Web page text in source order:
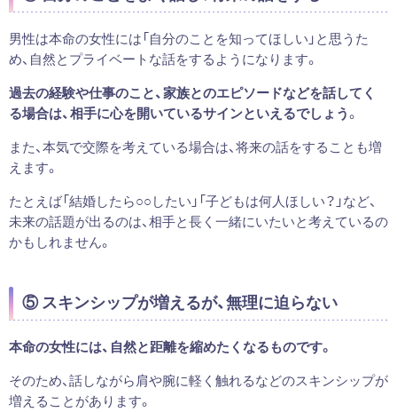
男性は本命の女性には「自分のことを知ってほしい」と思うた
め、自然とプライベートな話をするようになります。
過去の経験や仕事のこと、家族とのエピソードなどを話してく
る場合は、相手に心を開いているサインといえるでしょう。
また、本気で交際を考えている場合は、将来の話をすることも増
えます。
たとえば「結婚したら○○したい」「子どもは何人ほしい？」など、
未来の話題が出るのは、相手と長く一緒にいたいと考えているの
かもしれません。
⑤ スキンシップが増えるが、無理に迫らない
本命の女性には、自然と距離を縮めたくなるものです。
そのため、話しながら肩や腕に軽く触れるなどのスキンシップが
増えることがあります。